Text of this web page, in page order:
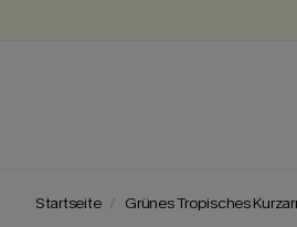
Startseite Grünes Tropisches